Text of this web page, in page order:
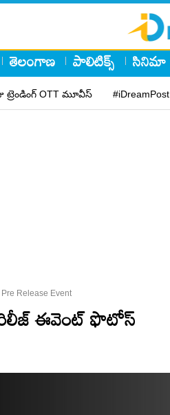
తెలంగాణ పాలిటిక్స్ సినిమా
ట్రెండింగ్ OTT మూవీస్ #iDreamPost
Release Event
రిలీజ్ ఈవెంట్ ఫొటోస్